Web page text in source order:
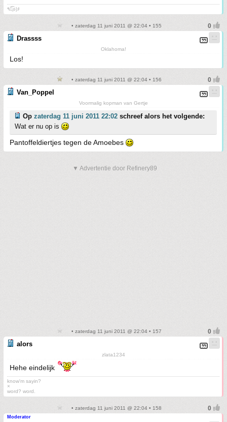
٩๏̯͡๏)۶
• zaterdag 11 juni 2011 @ 22:04 • 155
Drassss
Oklahoma!
Los!
• zaterdag 11 juni 2011 @ 22:04 • 156
Van_Poppel
Voormalig kopman van Gertje
Op zaterdag 11 juni 2011 22:02 schreef alors het volgende:
Wat er nu op is
Pantoffeldiertjes tegen de Amoebes
▼ Advertentie door Refinery89
• zaterdag 11 juni 2011 @ 22:04 • 157
alors
zlata1234
Hehe eindelijk
know'm sayin?
×
word? word.
• zaterdag 11 juni 2011 @ 22:04 • 158
Moderator